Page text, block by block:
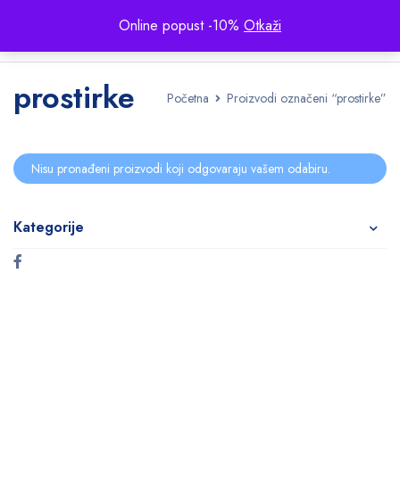
Online popust -10% Otkaži
Početna Proizvodi označeni “prostirke”
prostirke
Kategorije
Nisu pronađeni proizvodi koji odgovaraju vašem odabiru.